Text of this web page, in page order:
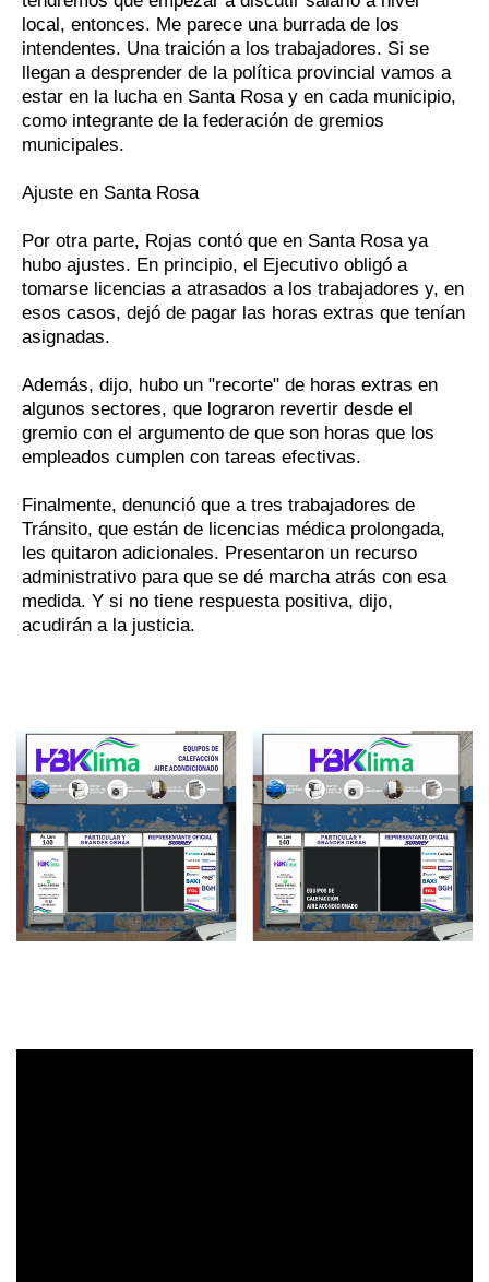
local, entonces. Me parece una burrada de los
intendentes. Una traición a los trabajadores. Si se
llegan a desprender de la política provincial vamos a
estar en la lucha en Santa Rosa y en cada municipio,
como integrante de la federación de gremios
municipales.
Ajuste en Santa Rosa
Por otra parte, Rojas contó que en Santa Rosa ya
hubo ajustes. En principio, el Ejecutivo obligó a
tomarse licencias a atrasados a los trabajadores y, en
esos casos, dejó de pagar las horas extras que tenían
asignadas.
Además, dijo, hubo un "recorte" de horas extras en
algunos sectores, que lograron revertir desde el
gremio con el argumento de que son horas que los
empleados cumplen con tareas efectivas.
Finalmente, denunció que a tres trabajadores de
Tránsito, que están de licencias médica prolongada,
les quitaron adicionales. Presentaron un recurso
administrativo para que se dé marcha atrás con esa
medida. Y si no tiene respuesta positiva, dijo,
acudirán a la justicia.